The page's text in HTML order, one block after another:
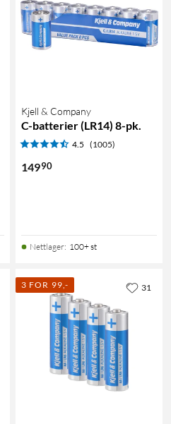
Kjell & Company
C-batterier (LR14) 8-pk.
4.5 (1005)
14990
Nettlager: 100+ st
3 FOR 99,- 31